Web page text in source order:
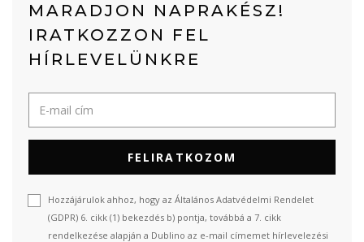
MARADJON NAPRAKÉSZ!
IRATKOZZON FEL
HÍRLEVELÜNKRE
FELIRATKOZOM
Hozzájárulok ahhoz, hogy az Általános Adatvédelmi Rendelet
(GDPR) 6. cikk (1) bekezdés b) pontja, továbbá a 7. cikk
rendelkezése alapján a Dublino az e-mail címemet hírlevelezési